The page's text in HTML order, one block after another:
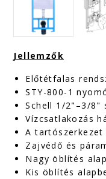
Jellemzők
Előtétfalas
STY-800-1
Schell 1/2"–3/8"
Vízcsatlakozás
A
Zajvédő és
Nagy öblítés
Kis öblítés